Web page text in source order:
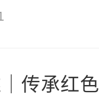
传承红